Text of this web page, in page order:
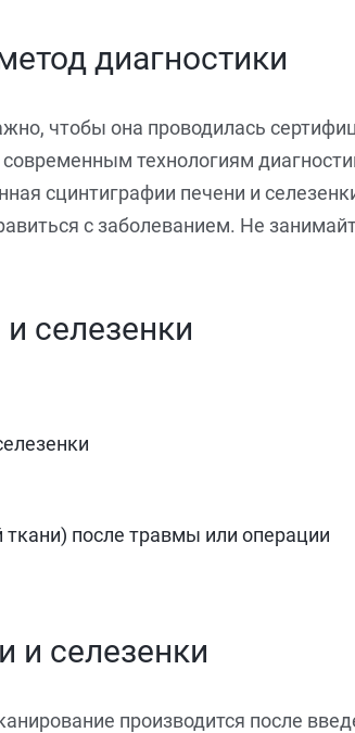
диагностики
чтобы она проводилась
технологиям
сцинтиграфии печени и
с заболеванием. Не
селезенки
после травмы или операции
и селезенки
производится после